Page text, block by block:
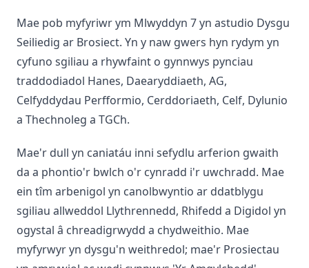
Mae pob myfyriwr ym Mlwyddyn 7 yn astudio Dysgu
Seiliedig ar Brosiect. Yn y naw gwers hyn rydym yn
cyfuno sgiliau a rhywfaint o gynnwys pynciau
traddodiadol Hanes, Daearyddiaeth, AG,
Celfyddydau Perfformio, Cerddoriaeth, Celf, Dylunio
a Thechnoleg a TGCh.
Mae'r dull yn caniatáu inni sefydlu arferion gwaith
da a phontio'r bwlch o'r cynradd i'r uwchradd. Mae
ein tîm arbenigol yn canolbwyntio ar ddatblygu
sgiliau allweddol Llythrennedd, Rhifedd a Digidol yn
ogystal â chreadigrwydd a chydweithio. Mae
myfyrwyr yn dysgu'n weithredol; mae'r Prosiectau